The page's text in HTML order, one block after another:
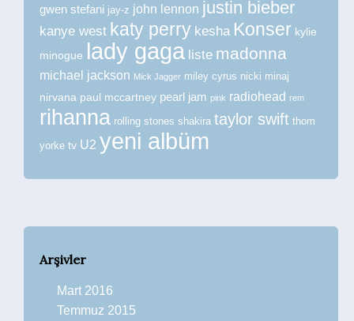
gwen stefani jay-z john lennon justin bieber
kanye west katy perry kesha Konser kylie
minogue lady gaga liste madonna
michael jackson Mick Jagger miley cyrus nicki minaj
nirvana paul mccartney pearl jam pink radiohead rem
rihanna rolling stones shakira taylor swift thom
yorke tv U2 yeni albüm
Arşivler
Mart 2016
Temmuz 2015